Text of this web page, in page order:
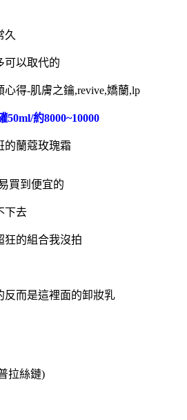
久
可以取代的
約8000~10000
的蘭蔻玫瑰霜
買到便宜的
下去
狂的組合我沒拍
反而是這裡面的卸妝乳
拉絲鏈)